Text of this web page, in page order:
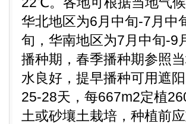
华北地区为6月中旬-7月中
旬，华南地区为7月中旬-9
播种期，春季播种期参照
水良好，提早播种可用遮
25-28天，每667m2定植
土或砂壤土栽培，种植前